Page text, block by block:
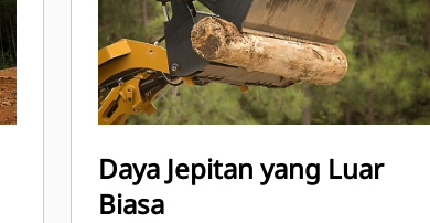
Daya Jepitan yang Luar
Biasa